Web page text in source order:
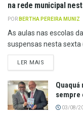
na rede municipal
POR BERTHA PEREIRA MUNIZ
As aulas nas escolas
suspensas nesta sexta
LER MAIS
sempre
03/08/